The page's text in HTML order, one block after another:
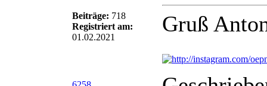
Beiträge: 718
Registriert am:
01.02.2021
Gruß